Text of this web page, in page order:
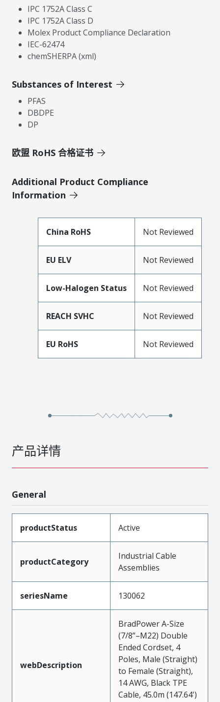
IPC 1752A Class C
IPC 1752A Class D
Molex Product Compliance Declaration
IEC-62474
chemSHERPA (xml)
Substances of Interest
PFAS
DBDPE
DP
欧盟 RoHS 合格证书
Additional Product Compliance
Information
China RoHS Not Reviewed
EU ELV Not Reviewed
Low-Halogen Status Not Reviewed
REACH SVHC Not Reviewed
EU RoHS Not Reviewed
产品详情
General
productStatus Active
productCategory
Industrial Cable
Assemblies
seriesName 130062
webDescription
BradPower A-Size
(7/8”–M22) Double
Ended Cordset, 4
Poles, Male (Straight)
to Female (Straight),
14 AWG, Black TPE
Cable, 45.0m (147.64')